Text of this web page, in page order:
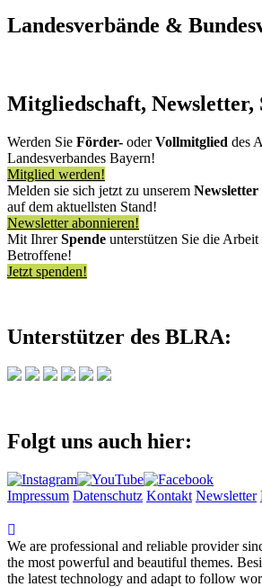
Landesverbände &
Mitgliedschaft, Newsletter,
Werden Sie Förder- oderVollmitglied des
Landesverbandes Bayern!
Mitglied werden!
Melden sie sich jetzt zu unserem Newsletter
auf dem aktuellsten Stand!
Newsletter abonnieren!
Mit IhrerSpende unterstützen Sie die
Betroffene!
Jetzt spenden!
Unterstützer des BLRA:
Folgt uns auch hier:
Impressum Datenschutz Kontakt Newsletter
We are professional and reliable provider
the most powerful and beautiful themes.
the latest technology and adapt to follow